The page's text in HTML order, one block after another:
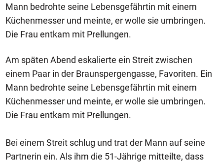
Mann bedrohte seine Lebensgefährtin mit einem
Küchenmesser und meinte, er wolle sie umbringen.
Die Frau entkam mit Prellungen.
Am späten Abend eskalierte ein Streit zwischen
einem Paar in der Braunspergengasse, Favoriten. Ein
Mann bedrohte seine Lebensgefährtin mit einem
Küchenmesser und meinte, er wolle sie umbringen.
Die Frau entkam mit Prellungen.
Bei einem Streit schlug und trat der Mann auf seine
Partnerin ein. Als ihm die 51-Jährige mitteilte, dass